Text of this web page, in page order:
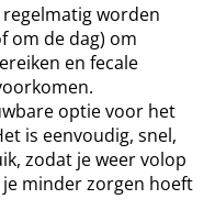
worden
om de dag) om
en fecale
optie voor het
is eenvoudig, snel,
zodat je weer volop
minder zorgen hoeft